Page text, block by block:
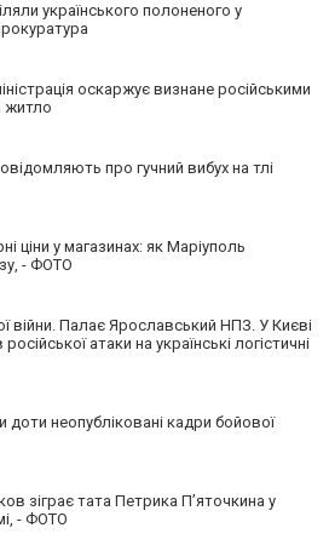
українського полоненого у
оскаржує визнане російськими
житло
про гучний вибух на тлі
ціни у магазинах: як Маріуполь
- ФОТО
війни. Палає Ярославський НПЗ. У Києві
атаки на українські логістичні
неопубліковані кадри бойової
зіграє тата Петрика П’яточкина у
- ФОТО